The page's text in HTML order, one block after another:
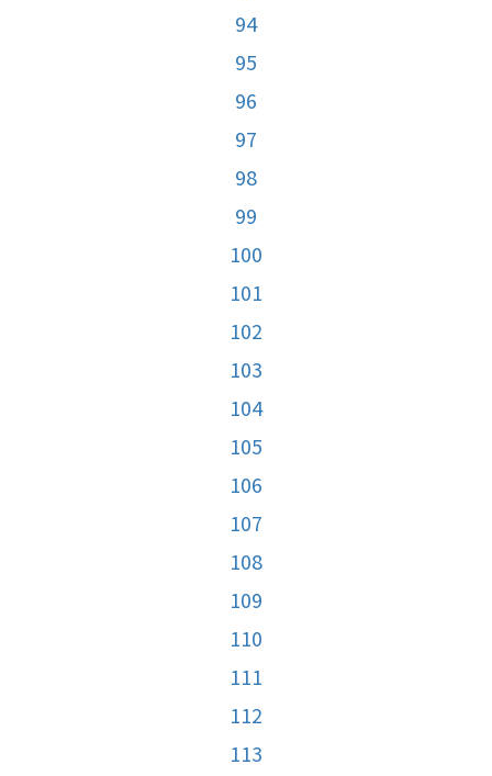
94
95
96
97
98
99
100
101
102
103
104
105
106
107
108
109
110
111
112
113